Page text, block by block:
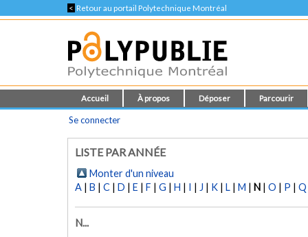
< Retour au portail Polytechnique Montréal
Accueil À propos Déposer Parcourir
Se connecter
LISTE PAR ANNÉE
Monter d'un niveau
A | B | C | D | E | F | G | H | I | J | K | L | M | N | O | P | Q
N...